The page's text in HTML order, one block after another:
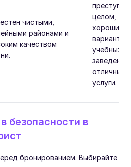
чистыми,
районами и
качеством
целом,
хорошие
варианты
учебных
заведений
отличные
услуги.
безопасности в
бронированием. Выбирайте